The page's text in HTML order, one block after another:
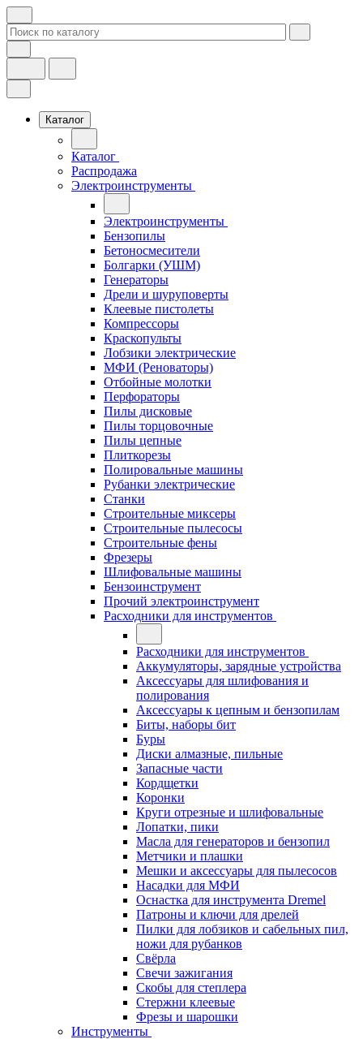
Каталог
Каталог
Распродажа
Электроинструменты
Электроинструменты
Бензопилы
Бетоносмесители
Болгарки (УШМ)
Генераторы
Дрели и шуруповерты
Клеевые пистолеты
Компрессоры
Краскопульты
Лобзики электрические
МФИ (Реноваторы)
Отбойные молотки
Перфораторы
Пилы дисковые
Пилы торцовочные
Пилы цепные
Плиткорезы
Полировальные машины
Рубанки электрические
Станки
Строительные миксеры
Строительные пылесосы
Строительные фены
Фрезеры
Шлифовальные машины
Бензоинструмент
Прочий электроинструмент
Расходники для инструментов
Расходники для инструментов
Аккумуляторы, зарядные устройства
Аксессуары для шлифования и
полирования
Аксессуары к цепным и бензопилам
Биты, наборы бит
Буры
Диски алмазные, пильные
Запасные части
Кордщетки
Коронки
Круги отрезные и шлифовальные
Лопатки, пики
Масла для генераторов и бензопил
Метчики и плашки
Мешки и аксессуары для пылесосов
Насадки для МФИ
Оснастка для инструмента Dremel
Патроны и ключи для дрелей
Пилки для лобзиков и сабельных пил,
ножи для рубанков
Свёрла
Свечи зажигания
Скобы для степлера
Стержни клеевые
Фрезы и шарошки
Инструменты